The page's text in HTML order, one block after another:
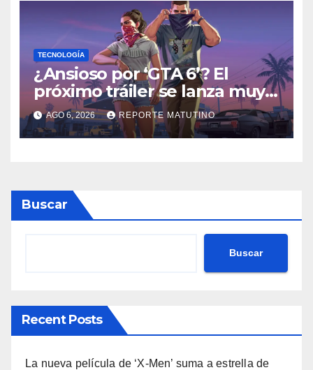
TECNOLOGÍA
¿Ansioso por ‘GTA 6’? El
próximo tráiler se lanza muy
pronto… en Netflix
AGO 6, 2026 REPORTE MATUTINO
Buscar
Buscar
Recent Posts
La nueva película de ‘X-Men’ suma a estrella de